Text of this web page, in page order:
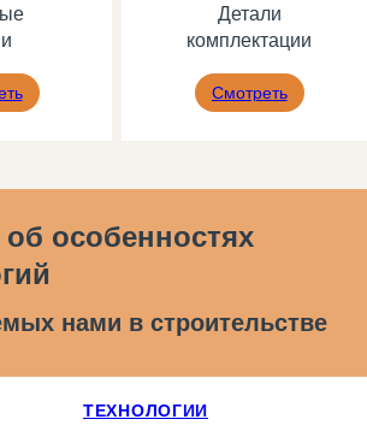
Детали
комплектации
Смотреть
об особенностях
нами в строительстве
ТЕХНОЛОГИИ